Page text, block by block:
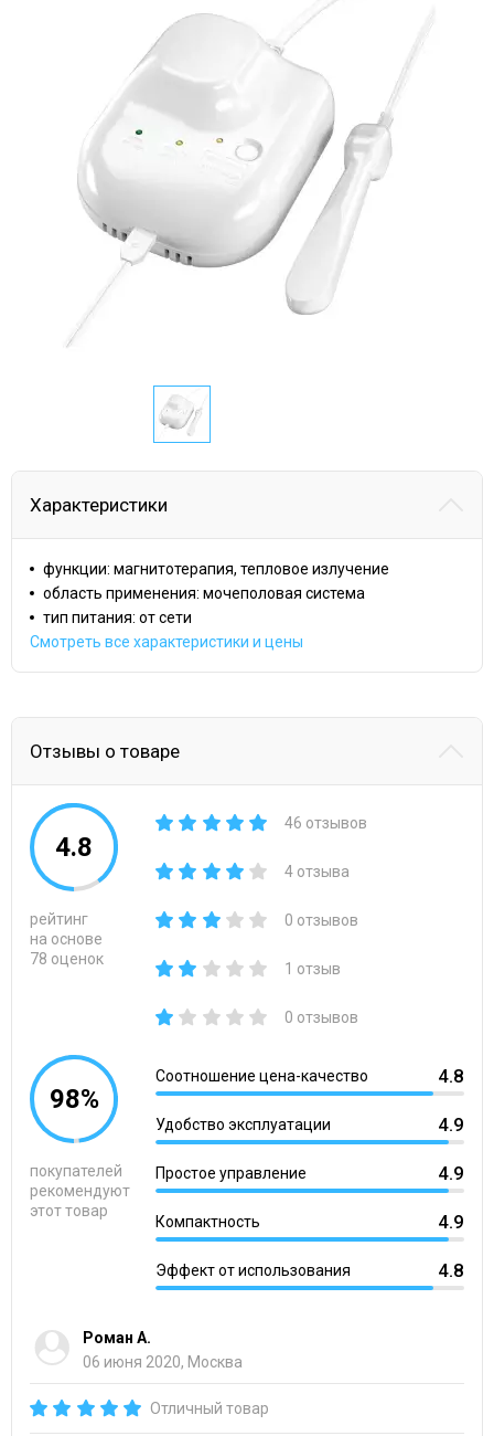
Характеристики
функции: магнитотерапия, тепловое излучение
область применения: мочеполовая система
тип питания: от сети
Смотреть все характеристики и цены
Отзывы о товаре
4.8
рейтинг
на основе
78 оценок
46 отзывов
4 отзыва
0 отзывов
1 отзыв
0 отзывов
98%
покупателей
рекомендуют
этот товар
Соотношение цена-качество 4.8
Удобство эксплуатации 4.9
Простое управление 4.9
Компактность 4.9
Эффект от использования 4.8
Роман А.
06 июня 2020, Москва
Отличный товар